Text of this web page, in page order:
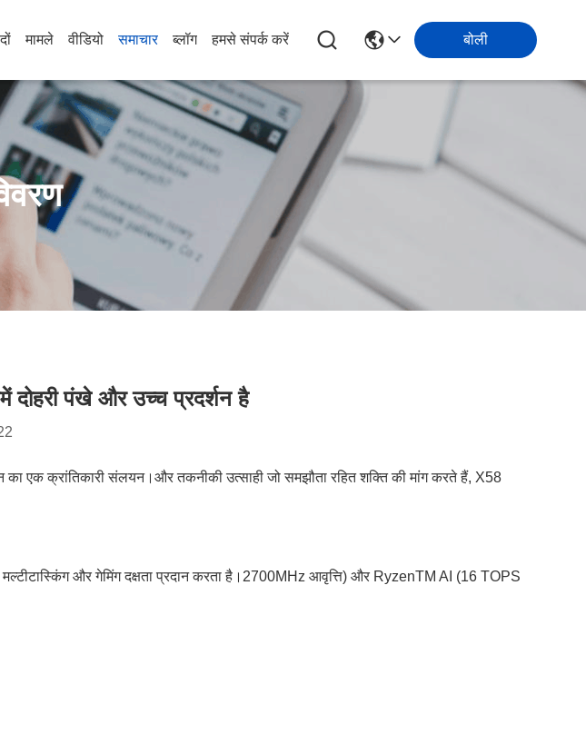
मामले वीडियो समाचार ब्लॉग हमसे संपर्क करें बोली
दोहरी पंखे और उच्च प्रदर्शन है
एक क्रांतिकारी संलयन।और तकनीकी उत्साही जो समझौता रहित शक्ति की मांग करते हैं, X58
और गेमिंग दक्षता प्रदान करता है।2700MHz आवृत्ति) और RyzenTM AI (16 TOPS